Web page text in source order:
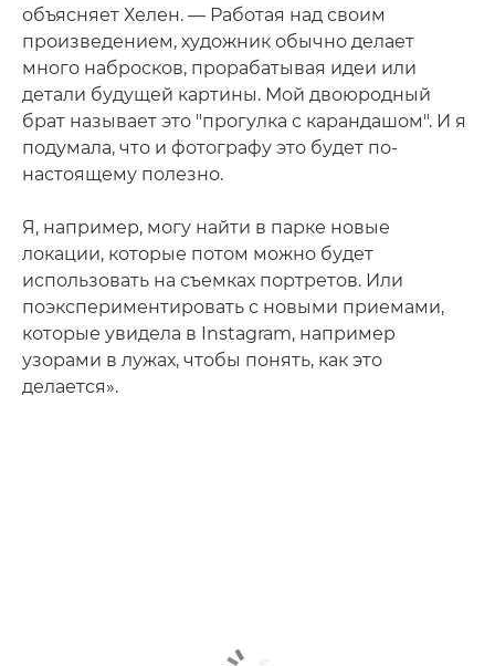
объясняет Хелен. — Работая над своим
произведением, художник обычно делает
много набросков, прорабатывая идеи или
детали будущей картины. Мой двоюродный
брат называет это "прогулка с карандашом". И я
подумала, что и фотографу это будет по-
настоящему полезно.
Я, например, могу найти в парке новые
локации, которые потом можно будет
использовать на съемках портретов. Или
поэкспериментировать с новыми приемами,
которые увидела в Instagram, например
узорами в лужах, чтобы понять, как это
делается».